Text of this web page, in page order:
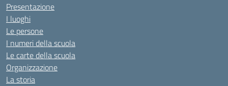
Presentazione
I luoghi
Le persone
I numeri della scuola
Le carte della scuola
Organizzazione
La storia